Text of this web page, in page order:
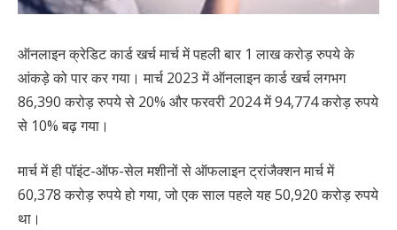
ऑनलाइन क्रेडिट कार्ड खर्च मार्च में पहली बार 1 लाख करोड़ रुपये के
आंकड़े को पार कर गया। मार्च 2023 में ऑनलाइन कार्ड खर्च लगभग
86,390 करोड़ रुपये से 20% और फरवरी 2024 में 94,774 करोड़ रुपये
से 10% बढ़ गया।
मार्च में ही पॉइंट-ऑफ-सेल मशीनों से ऑफलाइन ट्रांजैक्शन मार्च में
60,378 करोड़ रुपये हो गया, जो एक साल पहले यह 50,920 करोड़ रुपये
था।